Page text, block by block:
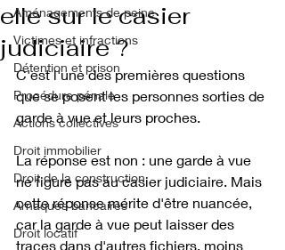
Aménagements de peine
Victimes et infractions
Détention et prison
Procédure pénale
Actions collectives
Droit immobilier
Droit de la construction
Arnaques bancaires
Droit locatif
elle sur le casier
judiciaire ?
C'est l'une des premières questions
que se posent les personnes sorties de
garde à vue et leurs proches.
La réponse est non : une garde à vue
ne figure pas au casier judiciaire. Mais
cette réponse mérite d'être nuancée,
car la garde à vue peut laisser des
traces dans d'autres fichiers, moins